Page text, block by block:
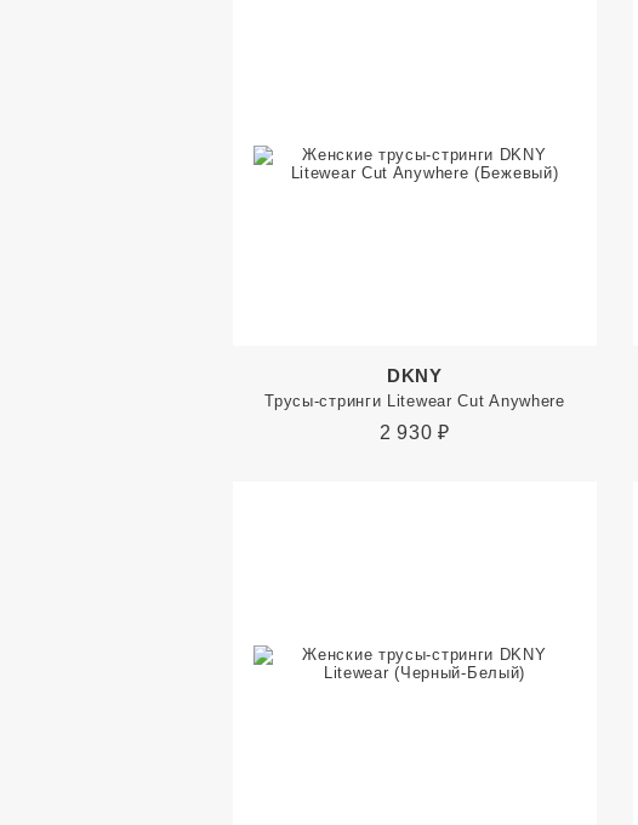
DKNY
Трусы-стринги Litewear Cut Anywhere
2 930 ₽